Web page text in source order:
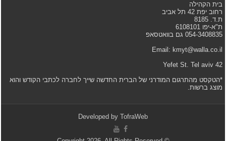
בית הקהילה
רחוב יפת 42 תל אביב
ת.ד. 8185
ת"א-יפו 6108101
054-3408835 גם בוואטסאפ
Email: kmyt@walla.co.il
42 Yefet St. Tel aviv
*הטקסט מהתרגום המודרני של הברית החדשה שייך לחברה לכתבי הקודש והוא
מוצג ברשות.
Developed by TofraWeb